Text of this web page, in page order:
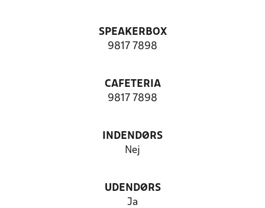
SPEAKERBOX
9817 7898
CAFETERIA
9817 7898
INDENDØRS
Nej
UDENDØRS
Ja